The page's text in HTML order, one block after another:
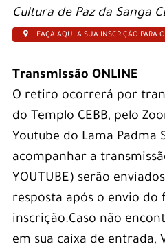
Cultura de Paz da Sanga
FAÇA AQUI A SUA INSCRIÇÃO PARA
Transmissão ONLINE
O retiro ocorrerá por
do Templo CEBB, pelo
Youtube do Lama Padma
acompanhar a
YOUTUBE) serão
resposta após o envio do
inscrição.Caso não
em sua caixa de entrada,